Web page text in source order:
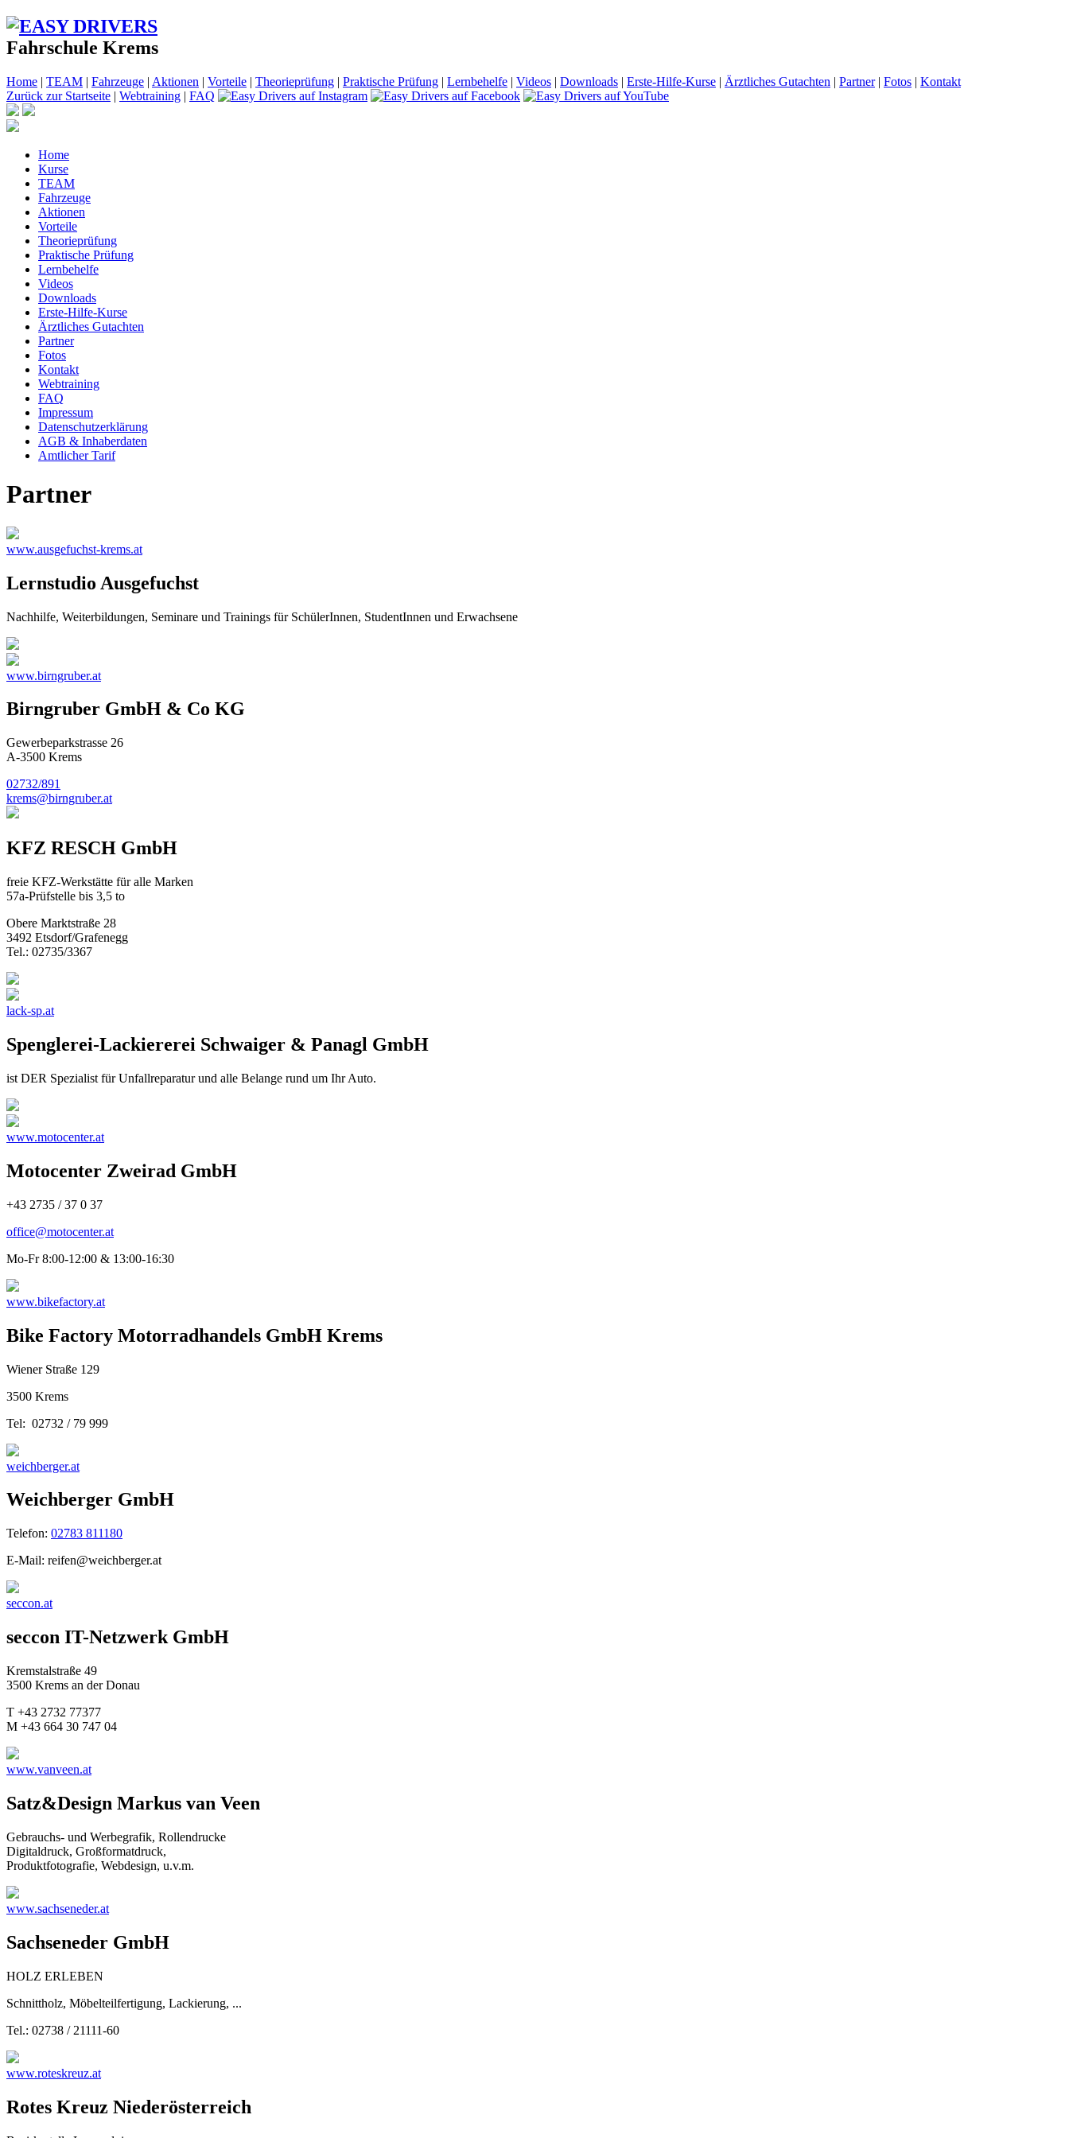
Fahrschule Krems
Home | TEAM | Fahrzeuge | Aktionen | Vorteile | Theorieprüfung | Praktische Prüfung | Lernbehelfe | Videos | Downloads | Erste-Hilfe-Kurse | Ärztliches Gutachten | Partner| Fotos | Kontakt
Zurück zur Startseite | Webtraining | FAQ
Home
Kurse
TEAM
Fahrzeuge
Aktionen
Vorteile
Theorieprüfung
Praktische Prüfung
Lernbehelfe
Videos
Downloads
Erste-Hilfe-Kurse
Ärztliches Gutachten
Partner
Fotos
Kontakt
Webtraining
FAQ
Impressum
Datenschutzerklärung
AGB & Inhaberdaten
Amtlicher Tarif
Partner
www.ausgefuchst-krems.at
Lernstudio Ausgefuchst
Nachhilfe, Weiterbildungen, Seminare und Trainings für SchülerInnen, StudentInnen und Erwachsene
www.birngruber.at
Birngruber GmbH & Co KG
Gewerbeparkstrasse 26
A-3500 Krems
02732/891
krems@birngruber.at
KFZ RESCH GmbH
freie KFZ-Werkstätte für alle Marken
57a-Prüfstelle bis 3,5 to
Obere Marktstraße 28
3492 Etsdorf/Grafenegg
Tel.: 02735/3367
lack-sp.at
Spenglerei-Lackiererei Schwaiger & Panagl GmbH
ist DER Spezialist für Unfallreparatur und alle Belange rund um Ihr Auto.
www.motocenter.at
Motocenter Zweirad GmbH
+43 2735 / 37 0 37
office@motocenter.at
Mo-Fr 8:00-12:00 & 13:00-16:30
www.bikefactory.at
Bike Factory Motorradhandels GmbH Krems
Wiener Straße 129
3500 Krems
Tel: 02732 / 79 999
weichberger.at
Weichberger GmbH
Telefon: 02783 811180
E-Mail: reifen@weichberger.at
seccon.at
seccon IT-Netzwerk GmbH
Kremstalstraße 49
3500 Krems an der Donau
T +43 2732 77377
M +43 664 30 747 04
www.vanveen.at
Satz&Design Markus van Veen
Gebrauchs- und Werbegrafik, Rollendrucke
Digitaldruck, Großformatdruck,
Produktfotografie, Webdesign, u.v.m.
www.sachseneder.at
Sachseneder GmbH
HOLZ ERLEBEN
Schnittholz, Möbelteilfertigung, Lackierung, ...
Tel.: 02738 / 21111-60
www.roteskreuz.at
Rotes Kreuz Niederösterreich